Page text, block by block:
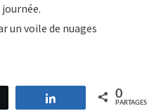
un voile de nuages
Partagez 0
PARTAGES